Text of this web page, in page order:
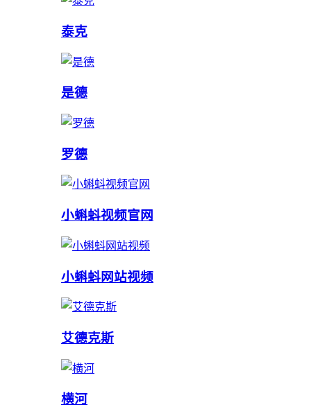
泰克
是德
罗德
小蝌蚪视频官网
小蝌蚪网站视频
艾德克斯
横河